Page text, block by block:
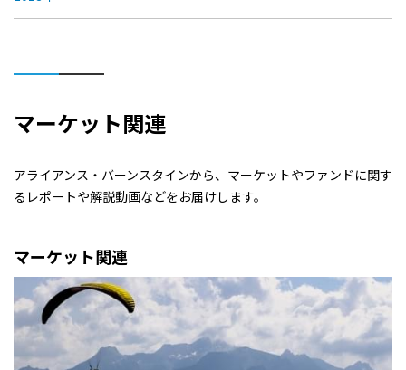
マーケット関連
アライアンス・バーンスタインから、マーケットやファンドに関す
るレポートや解説動画などをお届けします。
マーケット関連